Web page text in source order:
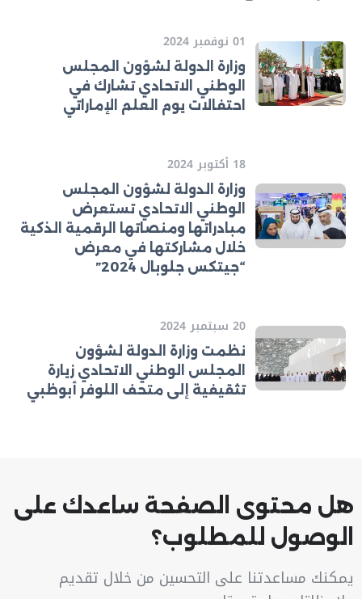
01 نوفمبر 2024
وزارة الدولة لشؤون المجلس
الوطني الاتحادي تشارك في
احتفالات يوم العلم الإماراتي
18 أكتوبر 2024
وزارة الدولة لشؤون المجلس
الوطني الاتحادي تستعرض
مبادراتها ومنصاتها الرقمية الذكية
خلال مشاركتها في معرض
“جيتكس جلوبال 2024”
20 سبتمبر 2024
نظمت وزارة الدولة لشؤون
المجلس الوطني الاتحادي زيارة
تثقيفية إلى متحف اللوفر أبوظبي
هل محتوى الصفحة ساعدك على
الوصول للمطلوب؟
يمكنك مساعدتنا على التحسين من خلال تقديم